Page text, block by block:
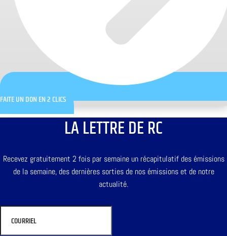
FAITE UN DON EN 2 CLICS
LA LETTRE DE RC
Recevez gratuitement 2 fois par semaine un récapitulatif des émissions
de la semaine, des dernières sorties de nos émissions et de notre
actualité.